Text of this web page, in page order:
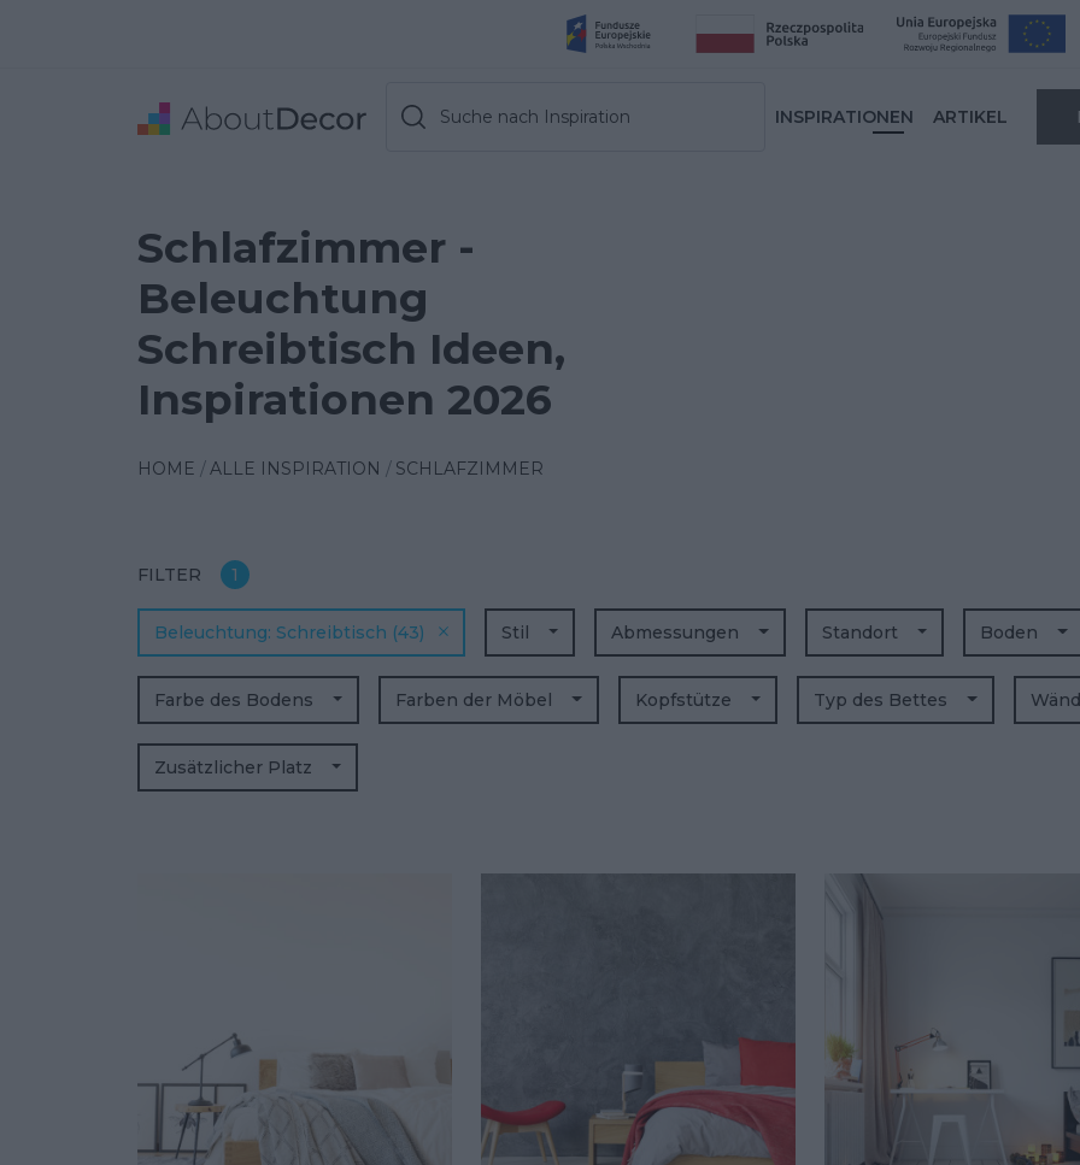
Suche nach Inspiration INSPIRATIONEN ARTIKEL
Schlafzimmer -
Beleuchtung
Schreibtisch Ideen,
Inspirationen 2026
HOME ALLE INSPIRATION SCHLAFZIMMER
FILTER 1
Stil Abmessungen Standort Boden
Schreibtisch (43)
Beleuchtung
Farbe des Bodens Farben der Möbel Kopfstütze Typ des Bettes
Zusätzlicher Platz